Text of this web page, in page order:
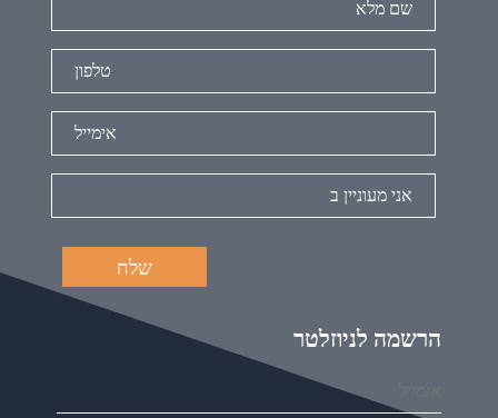
הרשמה לניוזלטר